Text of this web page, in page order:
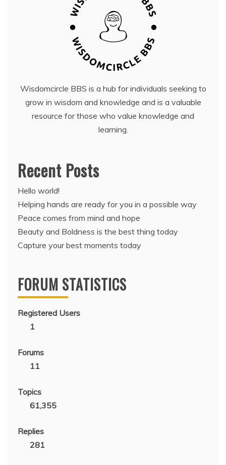
Wisdomcircle BBS is a hub for individuals seeking to
grow in wisdom and knowledge and is a valuable
resource for those who value knowledge and
learning.
Recent Posts
Hello world!
Helping hands are ready for you in a possible way
Peace comes from mind and hope
Beauty and Boldness is the best thing today
Capture your best moments today
FORUM STATISTICS
Registered Users
1
Forums
11
Topics
61,355
Replies
281